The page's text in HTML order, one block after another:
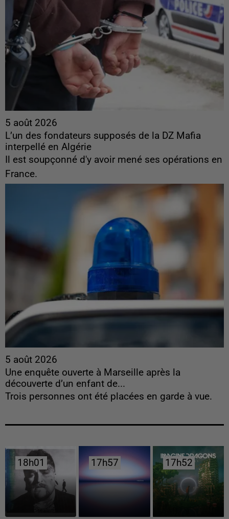
5 août 2026
L’un des fondateurs supposés de la DZ Mafia
interpellé en Algérie
Il est soupçonné d'y avoir mené ses opérations en
France.
5 août 2026
Une enquête ouverte à Marseille après la
découverte d’un enfant de...
Trois personnes ont été placées en garde à vue.
18h01
18h01 17h57
17h57 17h52
17h52